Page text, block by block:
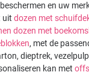
en uw
uit dozen met
dozen met
, met de
dieptrek,
kan met